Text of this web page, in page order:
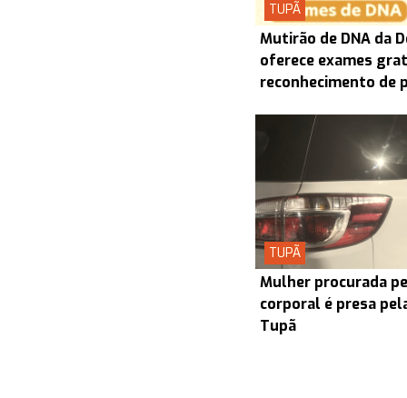
TUPÃ
Mutirão de DNA da
oferece exames
reconhecimento de
TUPÃ
Mulher procurada
corporal é presa
Tupã